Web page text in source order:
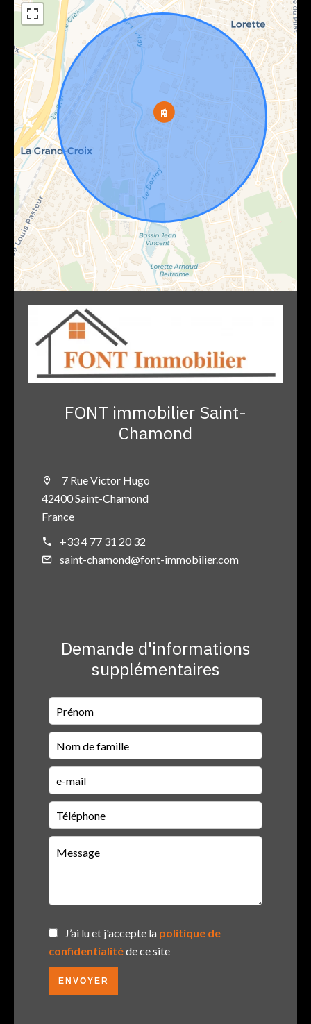
FONT immobilier Saint-
Chamond
7 Rue Victor Hugo
42400 Saint-Chamond
France
+33 4 77 31 20 32
saint-chamond@font-immobilier.com
Demande d'informations
supplémentaires
J’ai lu et j'accepte la politique de
confidentialitéde ce site
ENVOYER